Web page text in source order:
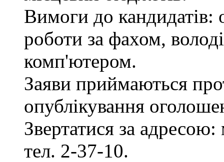
Вимоги до кандидатів:
роботи за фахом,
комп'ютером.
Заяви приймаються
опублікування
Звертатися за
тел. 2-37-10.